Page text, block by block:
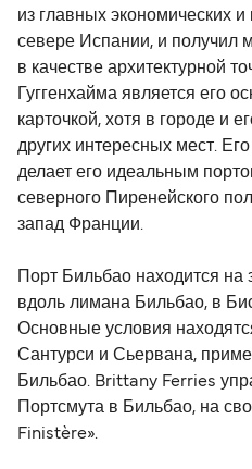
из главных экономических
севере Испании, и получил
в качестве архитектурной
Гуггенхайма является его
карточкой, хотя в городе и
других интересных мест.
делает его идеальным
северного Пиренейского
запад Франции.
Порт Бильбао находится
вдоль лимана Бильбао, в
Основные условия
Сантурси и Сьервана,
Бильбао. Brittany Ferries
Портсмута в Бильбао, на
Finistère».